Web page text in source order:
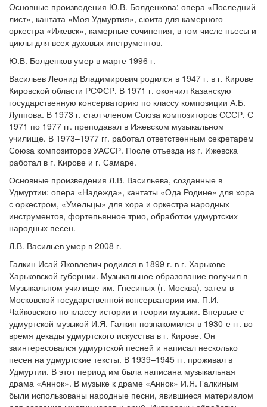
Основные произведения Ю.В. Болденкова: опера «Последний
лист», кантата «Моя Удмуртия», сюита для камерного
оркестра «Ижевск», камерные сочинения, в том числе пьесы и
циклы для всех духовых инструментов.
Ю.В. Болденков умер в марте 1996 г.
Васильев Леонид Владимирович родился в 1947 г. в г. Кирове
Кировской области РСФСР. В 1971 г. окончил Казанскую
государственную консерваторию по классу композиции А.Б.
Луппова. В 1973 г. стал членом Союза композиторов СССР. С
1971 по 1977 гг. преподавал в Ижевском музыкальном
училище. В 1973–1977 гг. работал ответственным секретарем
Союза композиторов УАССР. После отъезда из г. Ижевска
работал в г. Кирове и г. Самаре.
Основные произведения Л.В. Васильева, созданные в
Удмуртии: опера «Надежда», кантаты «Ода Родине» для хора
с оркестром, «Умельцы» для хора и оркестра народных
инструментов, фортепьянное трио, обработки удмуртских
народных песен.
Л.В. Васильев умер в 2008 г.
Галкин Исай Яковлевич родился в 1899 г. в г. Харькове
Харьковской губернии. Музыкальное образование получил в
Музыкальном училище им. Гнесиных (г. Москва), затем в
Московской государственной консерватории им. П.И.
Чайковского по классу истории и теории музыки. Впервые с
удмуртской музыкой И.Я. Галкин познакомился в 1930-е гг. во
время декады удмуртского искусства в г. Кирове. Он
заинтересовался удмуртской песней и написал несколько
песен на удмуртские тексты. В 1939–1945 гг. проживал в
Удмуртии. В этот период им была написана музыкальная
драма «Аннок». В музыке к драме «Аннок» И.Я. Галкиным
были использованы народные песни, явившиеся материалом